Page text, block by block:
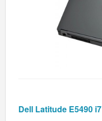
Dell Latitude E5490 i7